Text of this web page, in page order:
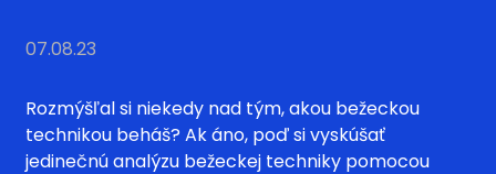
07.08.23
Rozmýšľal si niekedy nad tým, akou bežeckou
technikou beháš? Ak áno, poď si vyskúšať
jedinečnú analýzu bežeckej techniky pomocou